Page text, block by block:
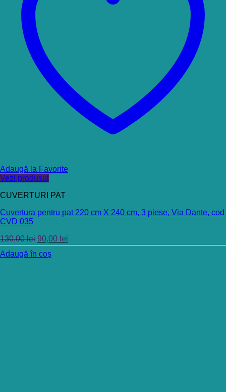
Adaugă la Favorite
Vezi produsul
CUVERTURI PAT
Cuvertura pentru pat 220 cm X 240 cm, 3 piese, Via Dante, cod
CVD 035
130,00lei 90,00 lei
Adaugă în coș